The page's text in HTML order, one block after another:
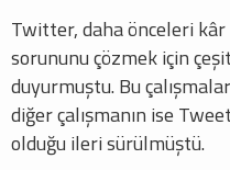
Twitter, daha önceleri kâr
sorununu çözmek için
duyurmuştu. Bu
diğer çalışmanın ise
olduğu ileri sürülmüştü.